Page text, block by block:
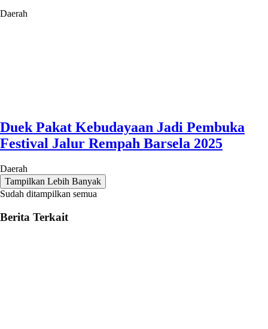
Daerah
Duek Pakat Kebudayaan Jadi Pembuka
Festival Jalur Rempah Barsela 2025
Daerah
Tampilkan Lebih Banyak
Sudah ditampilkan semua
Berita Terkait